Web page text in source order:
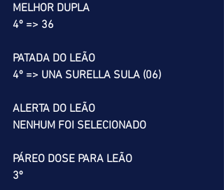
MELHOR DUPLA
4º => 36
PATADA DO LEÃO
4º => UNA SURELLA SULA (06)
ALERTA DO LEÃO
NENHUM FOI SELECIONADO
PÁREO DOSE PARA LEÃO
3º